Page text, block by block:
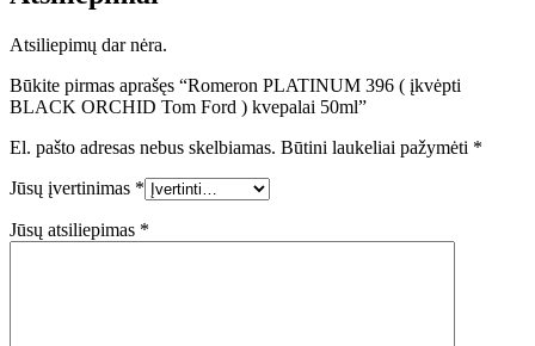
Atsiliepimų dar nėra.
Būkite pirmas aprašęs “Romeron PLATINUM 396 ( įkvėpti
BLACK ORCHID Tom Ford ) kvepalai 50ml”
El. pašto adresas nebus skelbiamas. Būtini laukeliai pažymėti *
Jūsų įvertinimas *
Jūsų atsiliepimas *